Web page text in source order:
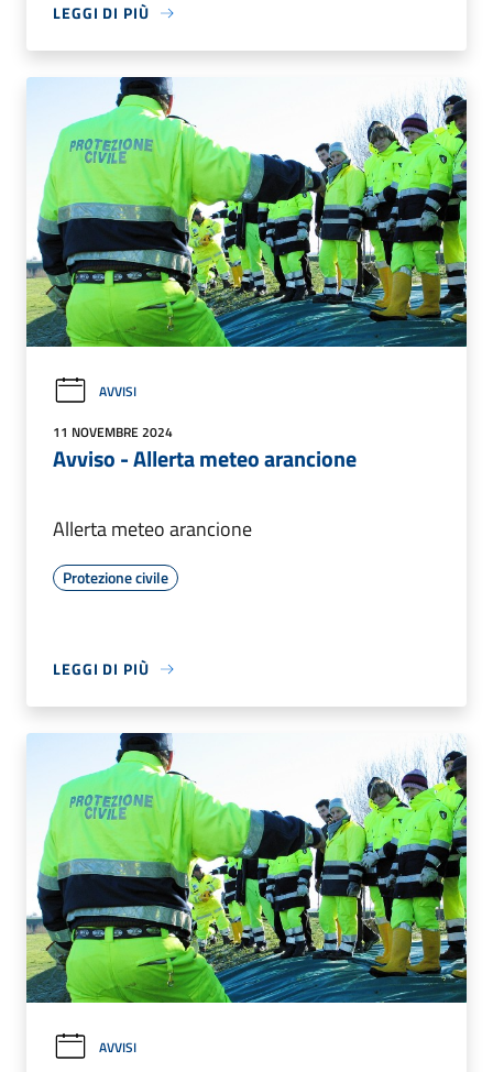
LEGGI DI PIÙ
AVVISI
11 NOVEMBRE 2024
Avviso - Allerta meteo arancione
Allerta meteo arancione
Protezione civile
LEGGI DI PIÙ
AVVISI